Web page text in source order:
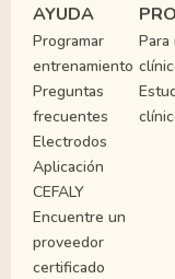
AYUDA
Programar
entrenamiento
Preguntas
frecuentes
Electrodos
Aplicación
CEFALY
Encuentre un
proveedor
certificado
Para